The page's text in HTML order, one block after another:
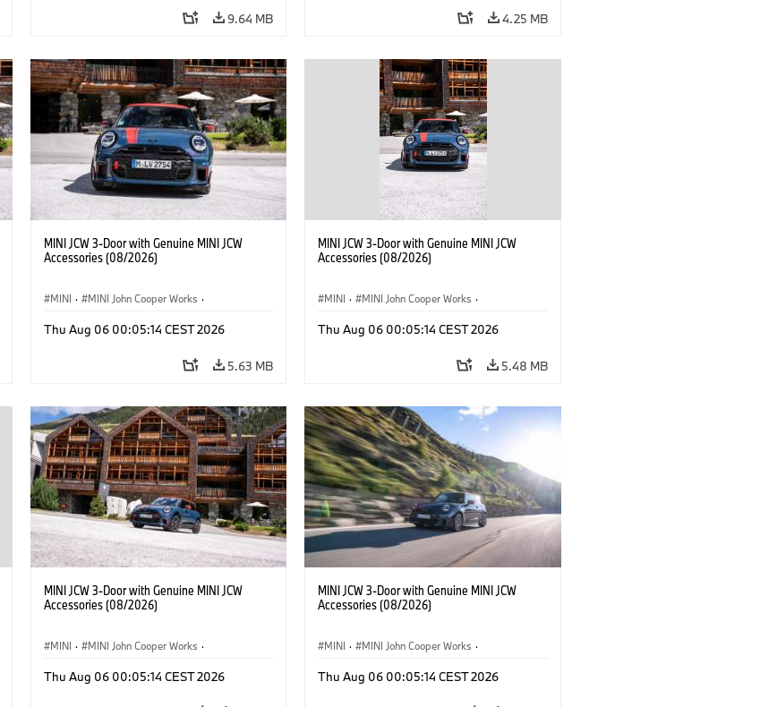
9.64 MB 4.25 MB
MINI JCW 3-Door with Genuine MINI JCW
Accessories (08/2026)
MINI · MINI John Cooper Works ·
Optional Extras, Accessories
Thu Aug 06 00:05:14 CEST 2026
5.63 MB
MINI JCW 3-Door with Genuine MINI JCW
Accessories (08/2026)
MINI · MINI John Cooper Works ·
Optional Extras, Accessories
Thu Aug 06 00:05:14 CEST 2026
5.48 MB
MINI JCW 3-Door with Genuine MINI JCW
Accessories (08/2026)
MINI · MINI John Cooper Works ·
Optional Extras, Accessories
Thu Aug 06 00:05:14 CEST 2026
MINI JCW 3-Door with Genuine MINI JCW
Accessories (08/2026)
MINI · MINI John Cooper Works ·
Optional Extras, Accessories
Thu Aug 06 00:05:14 CEST 2026